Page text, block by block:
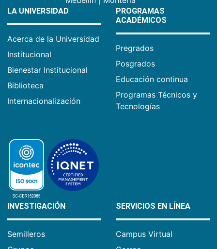
LA UNIVERSIDAD
Acerca de la Universidad
Institucional
Bienestar Institucional
Biblioteca
Internacionalización
PROGRAMAS
ACADÉMICOS
Pregrados
Posgrados
Educación continua
Programas Técnicos y
Tecnologías
INVESTIGACIÓN
Semilleros
SERVICIOS EN LÍNEA
Campus Virtual